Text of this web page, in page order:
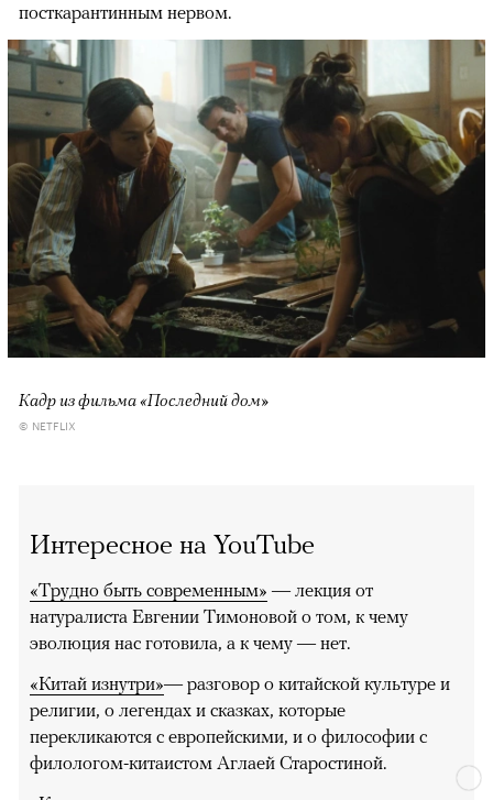
посткарантинным нервом.
Кадр из фильма «Последний дом»
© NETFLIX
Интересное на YouTube
«Трудно быть современным» — лекция от
натуралиста Евгении Тимоновой о том, к чему
эволюция нас готовила, а к чему — нет.
«Китай изнутри»— разговор о китайской культуре и
религии, о легендах и сказках, которые
перекликаются с европейскими, и о философии с
филологом-китаистом Аглаей Старостиной.